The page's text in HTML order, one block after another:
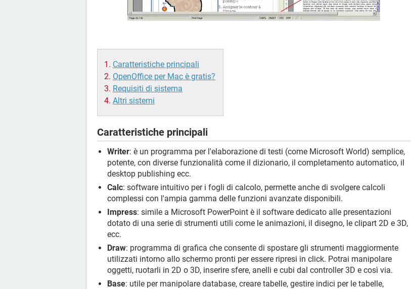
Caratteristiche principali
OpenOffice per Mac è gratis?
Requisiti di sistema
Altri sistemi
Caratteristiche principali
Writer: è un programma per l'elaborazione di testi (come Microsoft World) semplice,
potente, con diverse funzionalità come il dizionario, il completamento automatico, il
desktop publishing ecc.
Calc: software intuitivo per i fogli di calcolo, permette anche di svolgere calcoli
complessi con l'ampia gamma delle funzioni avanzate disponibili.
Impress: simile a Microsoft PowerPoint è il software dedicato alle presentazioni
dotato di una serie di strumenti utili come le animazioni, il disegno, le clipart 2D e 3D,
ecc.
Draw: programma di grafica che consente di spostare gli strumenti maggiormente
utilizzati intorno allo schermo pronti per essere ripresi in click. Potrai manipolare
oggetti, ruotarli in 2D o 3D, inserire sfere, anelli e cubi dal controller 3D e così via.
Base: utile per manipolare database, creare tabelle, gestire indici per le tabelle,